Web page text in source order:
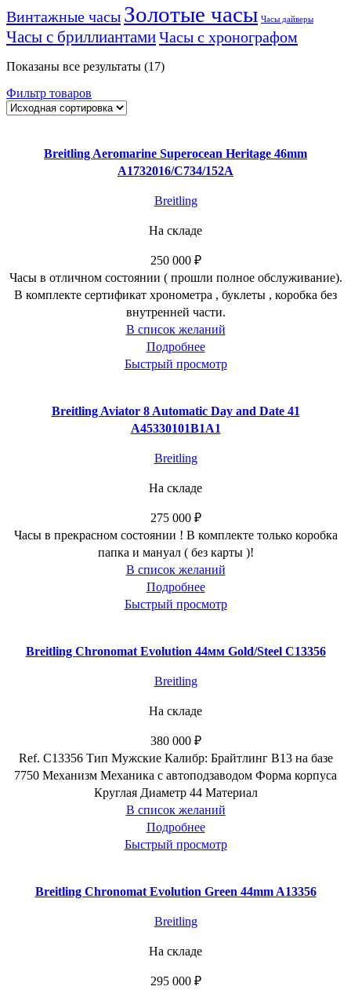
Винтажные часы Золотые часы Часы дайверы
Часы с бриллиантамиЧасы с хронографом
Показаны все результаты (17)
Фильтр товаров
Breitling Aeromarine Superocean Heritage 46mm
A1732016/C734/152A
Breitling
На складе
250 000 ₽
Часы в отличном состоянии ( прошли полное обслуживание).
В комплекте сертификат хронометра , буклеты , коробка без
внутренней части.
В список желаний
Подробнее
Быстрый просмотр
Breitling Aviator 8 Automatic Day and Date 41
A45330101B1A1
Breitling
На складе
275 000 ₽
Часы в прекрасном состоянии ! В комплекте только коробка
папка и мануал ( без карты )!
В список желаний
Подробнее
Быстрый просмотр
Breitling Chronomat Evolution 44мм Gold/Steel C13356
Breitling
На складе
380 000 ₽
Ref. C13356 Тип Мужские Калибр: Брайтлинг B13 на базе
7750 Механизм Механика с автоподзаводом Форма корпуса
Круглая Диаметр 44 Материал
В список желаний
Подробнее
Быстрый просмотр
Breitling Chronomat Evolution Green 44mm A13356
Breitling
На складе
295 000 ₽